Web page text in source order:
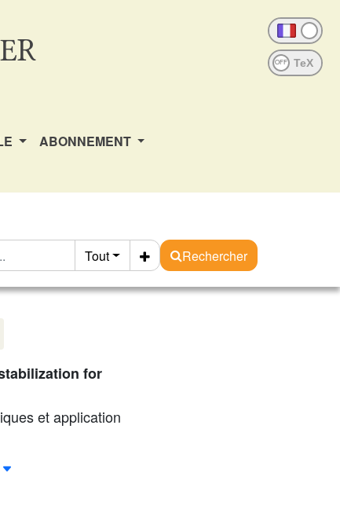
OFF
ABONNEMENT
Tout
Rechercher
for
et application